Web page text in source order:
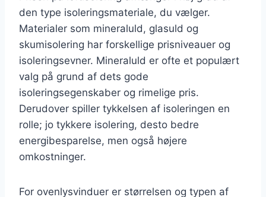
den type isoleringsmateriale, du vælger.
Materialer som mineraluld, glasuld og
skumisolering har forskellige prisniveauer og
isoleringsevner. Mineraluld er ofte et populært
valg på grund af dets gode
isoleringsegenskaber og rimelige pris.
Derudover spiller tykkelsen af isoleringen en
rolle; jo tykkere isolering, desto bedre
energibesparelse, men også højere
omkostninger.
For ovenlysvinduer er størrelsen og typen af